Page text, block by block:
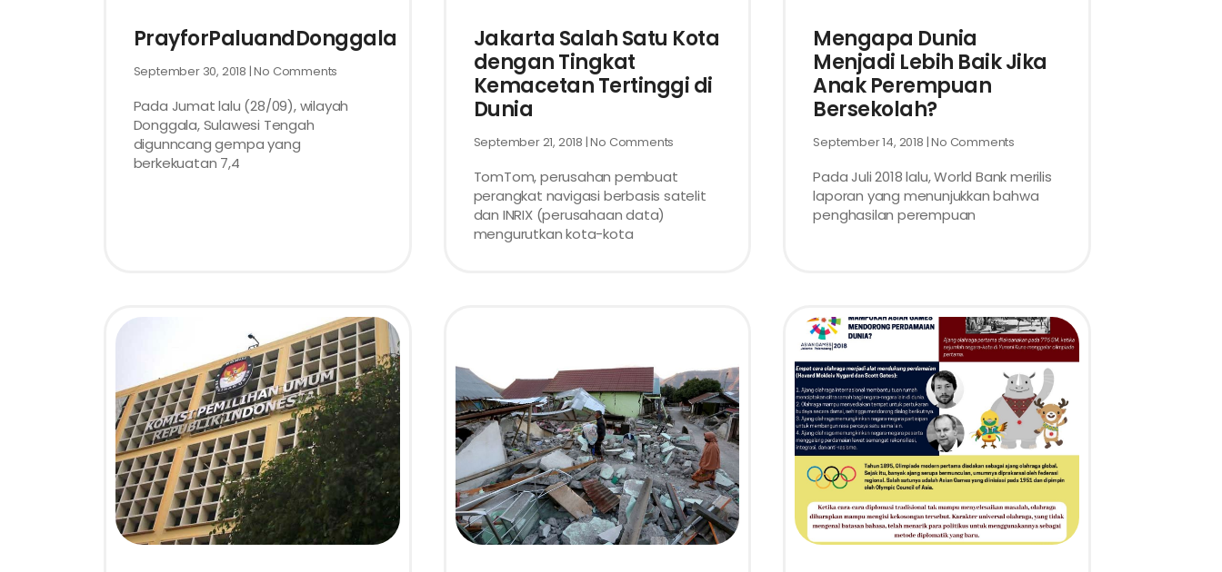
PrayforPaluandDonggala
September 30, 2018 No Comments
Pada Jumat lalu (28/09), wilayah
Donggala, Sulawesi Tengah
digunncang gempa yang
berkekuatan 7,4
Jakarta Salah Satu Kota
dengan Tingkat
Kemacetan Tertinggi di
Dunia
September 21, 2018 No Comments
TomTom, perusahan pembuat
perangkat navigasi berbasis satelit
dan INRIX (perusahaan data)
mengurutkan kota-kota
Mengapa Dunia
Menjadi Lebih Baik Jika
Anak Perempuan
Bersekolah?
September 14, 2018 No Comments
Pada Juli 2018 lalu, World Bank merilis
laporan yang menunjukkan bahwa
penghasilan perempuan